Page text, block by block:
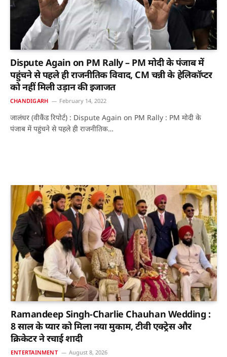
Dispute Again on PM Rally – PM मोदी के पंजाब में
पहुंचने से पहले ही राजनीतिक विवाद, CM चन्नी के हेलिकॉप्टर
को नहीं मिली उड़ान की इजाजत
CHANDIGARH February 14, 2022
जालंधर (वीकैंड रिपोर्ट) : Dispute Again on PM Rally : PM मोदी के
पंजाब में पहुंचने से पहले ही राजनीतिक…
Ramandeep Singh-Charlie Chauhan Wedding :
8 साल के प्यार को मिला नया मुकाम, टीवी एक्ट्रेस और
क्रिकेटर ने रचाई शादी
ENTERTAINMENT August 8, 2026